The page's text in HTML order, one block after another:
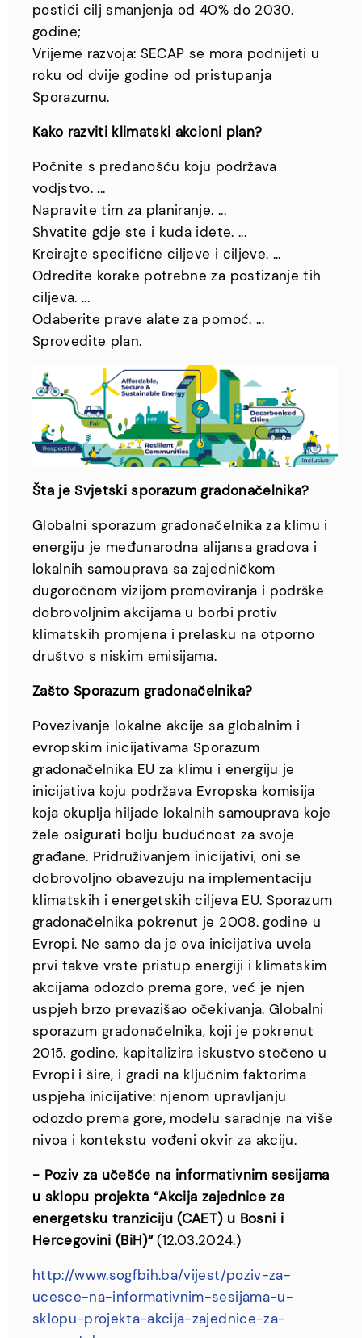
postići cilj smanjenja od 40% do 2030.
godine;
Vrijeme razvoja: SECAP se mora podnijeti u
roku od dvije godine od pristupanja
Sporazumu.
Kako razviti klimatski akcioni plan?
Počnite s predanošću koju podržava
vodjstvo. ...
Napravite tim za planiranje. ...
Shvatite gdje ste i kuda idete. ...
Kreirajte specifične ciljeve i ciljeve. ...
Odredite korake potrebne za postizanje tih
ciljeva. ...
Odaberite prave alate za pomoć. ...
Sprovedite plan.
Šta je Svjetski sporazum gradonačelnika?
Globalni sporazum gradonačelnika za klimu i
energiju je međunarodna alijansa gradova i
lokalnih samouprava sa zajedničkom
dugoročnom vizijom promoviranja i podrške
dobrovoljnim akcijama u borbi protiv
klimatskih promjena i prelasku na otporno
društvo s niskim emisijama.
Zašto Sporazum gradonačelnika?
Povezivanje lokalne akcije sa globalnim i
evropskim inicijativama Sporazum
gradonačelnika EU za klimu i energiju je
inicijativa koju podržava Evropska komisija
koja okuplja hiljade lokalnih samouprava koje
žele osigurati bolju budućnost za svoje
građane. Pridruživanjem inicijativi, oni se
dobrovoljno obavezuju na implementaciju
klimatskih i energetskih ciljeva EU. Sporazum
gradonačelnika pokrenut je 2008. godine u
Evropi. Ne samo da je ova inicijativa uvela
prvi takve vrste pristup energiji i klimatskim
akcijama odozdo prema gore, već je njen
uspjeh brzo prevazišao očekivanja. Globalni
sporazum gradonačelnika, koji je pokrenut
2015. godine, kapitalizira iskustvo stečeno u
Evropi i šire, i gradi na ključnim faktorima
uspjeha inicijative: njenom upravljanju
odozdo prema gore, modelu saradnje na više
nivoa i kontekstu vođeni okvir za akciju.
- Poziv za učešće na informativnim sesijama
u sklopu projekta “Akcija zajednice za
energetsku tranziciju (CAET) u Bosni i
Hercegovini (BiH)“(12.03.2024.)
http://www.sogfbih.ba/vijest/poziv-za-
ucesce-na-informativnim-sesijama-u-
sklopu-projekta-akcija-zajednice-za-